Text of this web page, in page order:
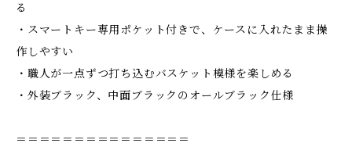
る
・スマートキー専用ポケット付きで、ケースに入れたまま操
作しやすい
・職人が一点ずつ打ち込むバスケット模様を楽しめる
・外装ブラック、中面ブラックのオールブラック仕様
＝＝＝＝＝＝＝＝＝＝＝＝＝＝＝